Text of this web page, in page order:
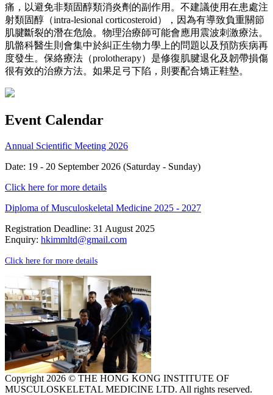
痛，以避免非類固醇類消炎劑的副作用。不建議使用在患處注
射類固醇（intra-lesional corticosteroid），因為有導致負重關節
肌腱斷裂的潛在危險。物理治療師可能會應用震波刺激療法。
肌骼科醫生則會集中於糾正生物力學上的問題以及預防疾病再
度發生。保絡療法（prolotherapy）是修復肌腱退化及韌帶損傷
很有效的治療方法。如果足弓下陷，則要配合矯正鞋墊。
Event Calendar
Annual Scientific Meeting 2026
Date: 19 - 20 September 2026 (Saturday - Sunday)
Click here for more details
Diploma of Musculoskeletal Medicine 2025 - 2027
Registration Deadline: 31 August 2025
Enquiry: hkimmltd@gmail.com
Click here for more details
Copyright 2026 © THE HONG KONG INSTITUTE OF
MUSCULOSKELETAL MEDICINE LTD. All rights reserved.